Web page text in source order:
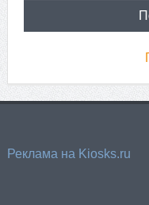
Реклама на Kiosks.ru